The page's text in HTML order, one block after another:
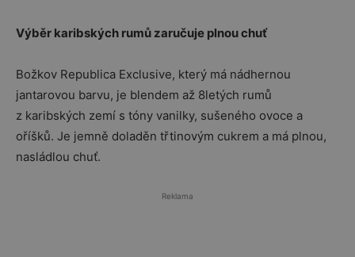
Výběr karibských rumů zaručuje plnou chuť
Božkov Republica Exclusive, který má nádhernou
jantarovou barvu, je blendem až 8letých rumů
z karibských zemí s tóny vanilky, sušeného ovoce a
oříšků. Je jemně doladěn třtinovým cukrem a má plnou,
nasládlou chuť.
Reklama